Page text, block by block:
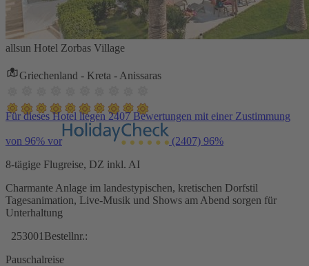
allsun Hotel Zorbas Village
Griechenland - Kreta - Anissaras
Für dieses Hotel liegen 2407 Bewertungen mit einer Zustimmung
von 96% vor (2407) 96%
8-tägige Flugreise, DZ inkl. AI
Charmante Anlage im landestypischen, kretischen Dorfstil
Tagesanimation, Live-Musik und Shows am Abend sorgen für
Unterhaltung
253001 Bestellnr.:
Pauschalreise